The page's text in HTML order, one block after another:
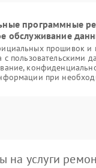
программные
обслуживание
прошивок и
с пользовательскими
при
на услуги